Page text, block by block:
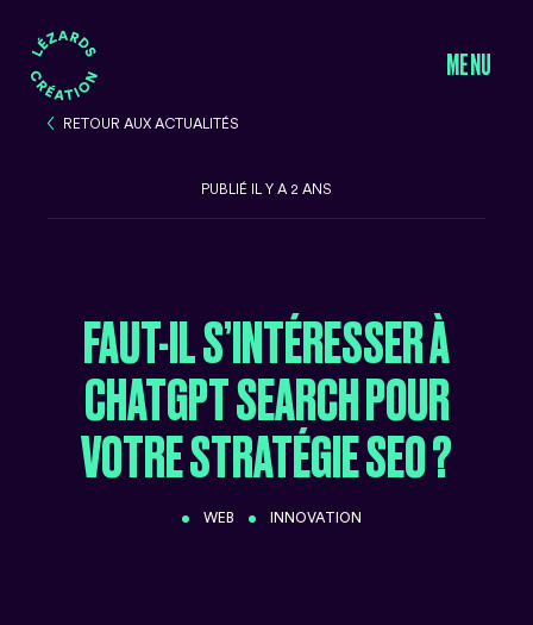
MENU
RETOUR AUX ACTUALITÉS
PUBLIÉ IL Y A 2 ANS
FAUT-IL S’INTÉRESSER À
CHATGPT SEARCH POUR
VOTRE STRATÉGIE SEO ?
WEB INNOVATION